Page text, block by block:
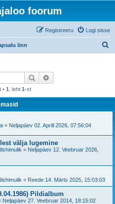
foorum
Logi sisse
Registreeru
linn
Otsi
• 1 . leht 1-st
« Neljapäev 02. Aprill 2026, 07:56:04
välja lugemine
« Neljapäev 12. Veebruar 2026,
« Reede 14. Märts 2025, 15:03:03
Pildialbum
Neljapäev 27. Veebruar 2014, 18:15:02